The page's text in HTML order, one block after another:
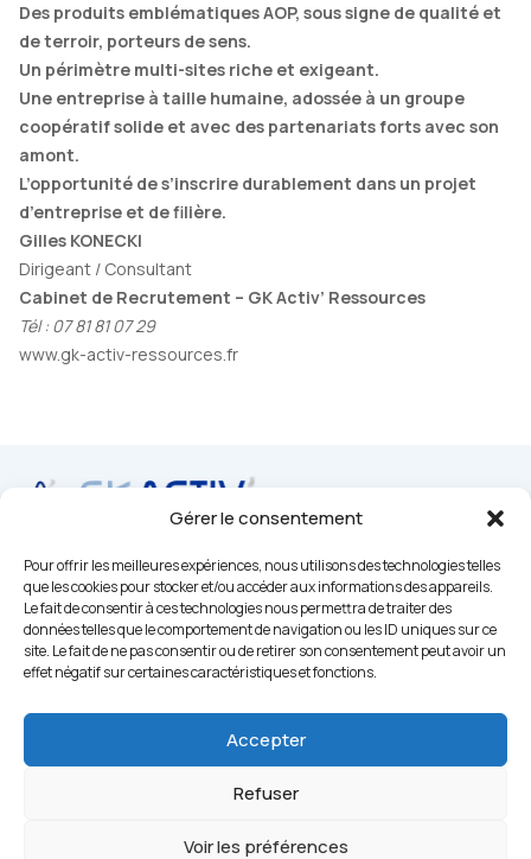
Gérer le consentement
Pour offrir les meilleures expériences, nous utilisons des technologies telles
que les cookies pour stocker et/ou accéder aux informations des appareils.
Le fait de consentir à ces technologies nous permettra de traiter des
données telles que le comportement de navigation ou les ID uniques sur ce
site. Le fait de ne pas consentir ou de retirer son consentement peut avoir un
effet négatif sur certaines caractéristiques et fonctions.
Accepter
Refuser
Voir les préférences
Des produits emblématiques AOP, sous signe de qualité et
de terroir, porteurs de sens.
Un périmètre multi-sites riche et exigeant.
Une entreprise à taille humaine, adossée à un groupe
coopératif solide et avec des partenariats forts avec son
amont.
L’opportunité de s’inscrire durablement dans un projet
d’entreprise et de filière.
Gilles KONECKI
Dirigeant / Consultant
Cabinet de Recrutement – GK Activ’ Ressources
Tél : 07 81 81 07 29
www.gk-activ-ressources.fr
07 81 81 07 29
contact@gk-activ-ressources.fr
Sur les réseaux sociaux
Conditions générales de vente